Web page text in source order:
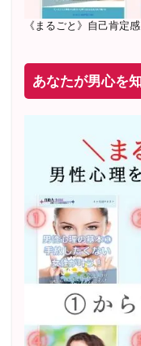
《まるごと》自己肯定
あなたが男心を